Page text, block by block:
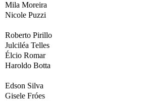
Mila Moreira
Nicole Puzzi
Roberto Pirillo
Julciléa Telles
Élcio Romar
Haroldo Botta
Edson Silva
Gisele Fróes